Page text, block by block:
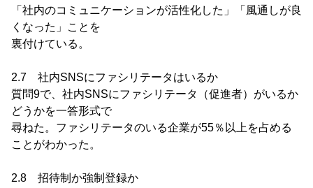
「社内のコミュニケーションが活性化した」「風通しが良
くなった」ことを
裏付けている。
2.7 社内SNSにファシリテータはいるか
質問9で、社内SNSにファシリテータ（促進者）がいるか
どうかを一答形式で
尋ねた。ファシリテータのいる企業が55％以上を占める
ことがわかった。
2.8 招待制か強制登録か